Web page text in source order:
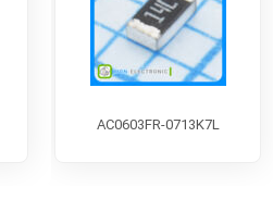
AC0603FR-0713K7L